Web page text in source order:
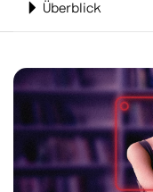
Navigation
Überblick